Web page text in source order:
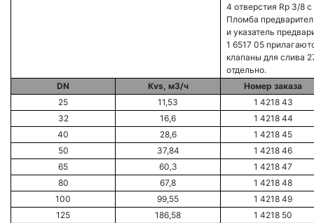
4 отверстия Rp 3/8
Пломба
и указатель
1 6517 05
клапаны для слива
отдельно.
DN
Kvs, м3/ч
Номер заказа
25
11,53
1 4218 43
32
16,6
1 4218 44
40
28,6
1 4218 45
50
37,84
1 4218 46
65
60,3
1 4218 47
80
67,8
1 4218 48
100
99,55
1 4218 49
125
186,58
1 4218 50